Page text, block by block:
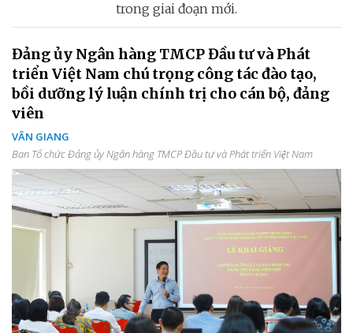
trong giai đoạn mới.
Đảng ủy Ngân hàng TMCP Đầu tư và Phát
triển Việt Nam chú trọng công tác đào tạo,
bồi dưỡng lý luận chính trị cho cán bộ, đảng
viên
VÂN GIANG
Ban Tổ chức Đảng ủy Ngân hàng TMCP Đầu tư và Phát triển Việt Nam